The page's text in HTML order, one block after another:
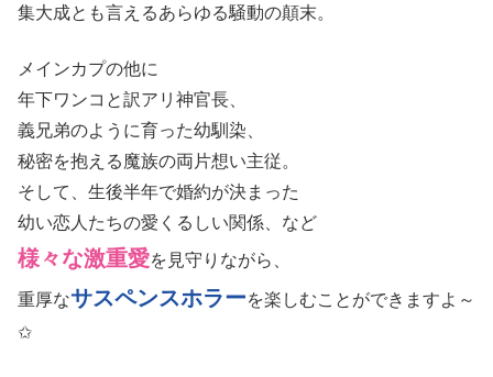
集大成とも言えるあらゆる騒動の顛末。
メインカプの他に
年下ワンコと訳アリ神官長、
義兄弟のように育った幼馴染、
秘密を抱える魔族の両片想い主従。
そして、生後半年で婚約が決まった
幼い恋人たちの愛くるしい関係、など
様々な激重愛を見守りながら、
重厚なサスペンスホラーを楽しむことができますよ～
✩